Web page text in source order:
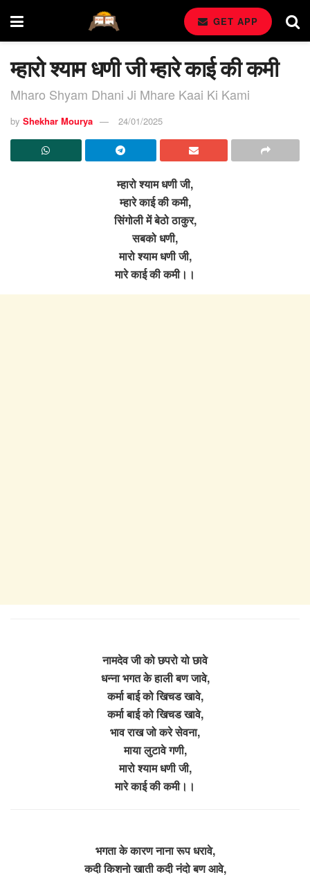
GET APP
म्हारो श्याम धणी जी म्हारे काई की कमी
Mharo Shyam Dhani Ji Mhare Kaai Ki Kami
by Shekhar Mourya 24/01/2025
म्हारो श्याम धणी जी,
म्हारे काई की कमी,
सिंगोली में बेठो ठाकुर,
सबको धणी,
मारो श्याम धणी जी,
मारे काई की कमी।।
नामदेव जी को छपरो यो छावे
धन्ना भगत के हाली बण जावे,
कर्मा बाई को खिचड खावे,
कर्मा बाई को खिचड खावे,
भाव राख जो करे सेवना,
माया लुटावे गणी,
मारो श्याम धणी जी,
मारे काई की कमी।।
भगता के कारण नाना रूप धरावे,
कदी किशनो खाती कदी नंदो बण आवे,